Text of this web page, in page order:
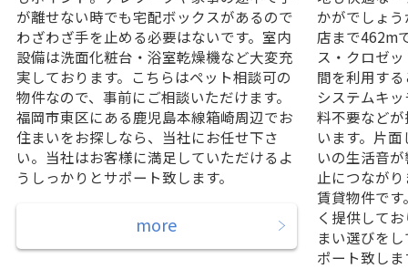
が離せない時でも宅配ボックスがあるので
わざわざ手を止める必要はないです。室内
設備は洗面化粧台・浴室乾燥機など大変充
実しております。こちらはペット相談可の
物件なので、事前にご相談いただけます。
福岡市東区にある鹿児島本線箱崎周辺でお
住まいをお探しなら、当社にお任せ下さ
い。当社はお客様に満足していただけるよ
うしっかりとサポート致します。
more
かがでしょ
店まで462m
ス・クロゼ
間を利用す
システムキ
料不要など
います。片
いの生活音
止につなが
賃貸物件で
く提供して
まい選びを
ポート致しま